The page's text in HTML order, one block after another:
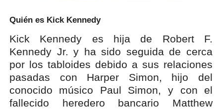
Quién es Kick Kennedy
Kick Kennedy es hija de Robert F.
Kennedy Jr. y ha sido seguida de cerca
por los tabloides debido a sus relaciones
pasadas con Harper Simon, hijo del
conocido músico Paul Simon, y con el
fallecido heredero bancario Matthew